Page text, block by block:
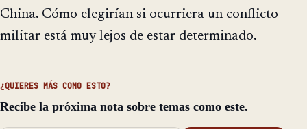
China. Cómo elegirían si ocurriera un conflicto
militar está muy lejos de estar determinado.
¿QUIERES MÁS COMO ESTO?
Recibe la próxima nota sobre temas como este.